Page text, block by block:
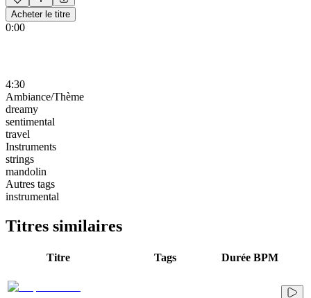
Acheter le titre
0:00
4:30
Ambiance/Thème
dreamy
sentimental
travel
Instruments
strings
mandolin
Autres tags
instrumental
Titres similaires
Titre Tags Durée BPM